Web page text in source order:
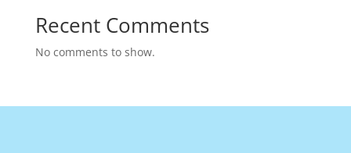
Recent Comments
No comments to show.